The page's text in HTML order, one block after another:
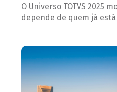
O Universo TOTVS 2025
depende de quem já